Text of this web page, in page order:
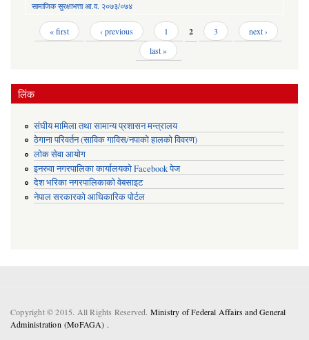
सामाजिक सुरक्षाभत्ता आ.व. २०७३/०७४
Pages« first ‹ previous 1 2 3
next ›
last »
लिंक
संघीय मामिला तथा सामान्य प्रशासन मन्त्रालय
ठेगाना परिवर्तन (साविक गाविस/नपाको हालको विवरण)
लोक सेवा आयोग
इनरुवा नगरपालिका कार्यालयको Facebook पेज
देश भरिका नगरपालिकाको वेबसाइट
नेपाल सरकारको आधिकारिक पोर्टल
Copyright © 2015. All Rights Reserved. Ministry of Federal Affairs and General
Administration (MoFAGA) .